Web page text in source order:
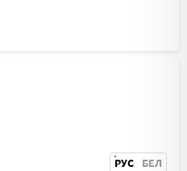
РУС БЕЛ